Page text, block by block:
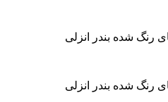
رنگ شده بندر انزلی
رنگ شده بندر انزلی